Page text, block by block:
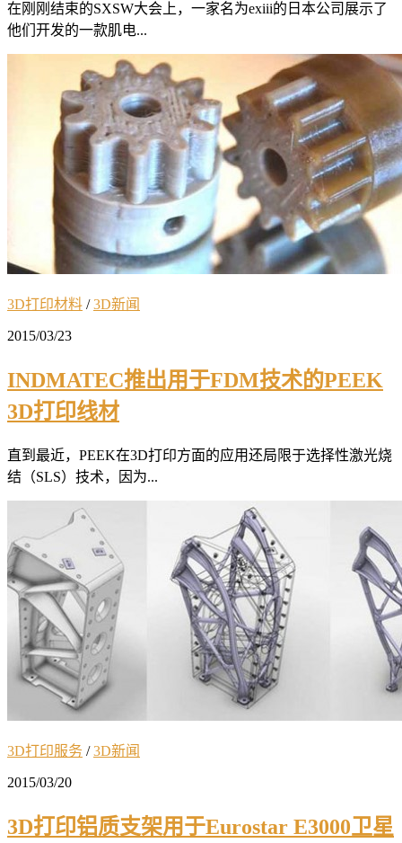
在刚刚结束的SXSW大会上，一家名为exiii的日本公司展示了
他们开发的一款肌电...
3D打印材料 /3D新闻
2015/03/23
INDMATEC推出用于FDM技术的PEEK
3D打印线材
直到最近，PEEK在3D打印方面的应用还局限于选择性激光烧
结（SLS）技术，因为...
3D打印服务 /3D新闻
2015/03/20
3D打印铝质支架用于Eurostar E3000卫星